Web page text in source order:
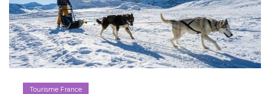
Tourisme France